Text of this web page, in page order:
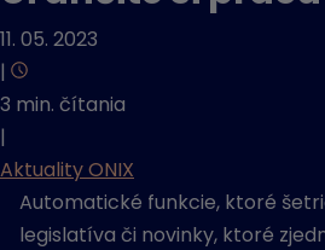
11. 05. 2023
|
3 min. čítania
|
Aktuality ONIX
Automatické funkcie, ktoré
legislatíva či novinky, ktoré